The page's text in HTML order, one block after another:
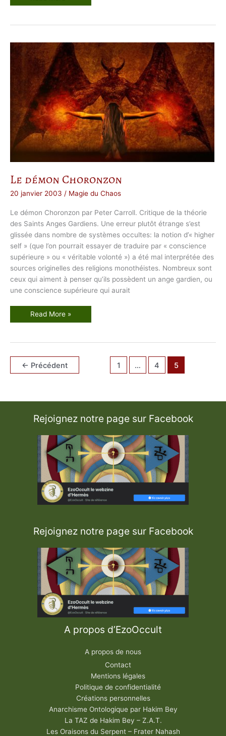
r
c
e
n
d
é
m
o
p
o
u
d
u
r
Le démon Choronzon
20 janvier 2003 / Magie du Chaos
Le démon Choronzon par Peter Carroll. Critique de la théorie
des Saints Anges Gardiens. Une erreur plutôt étrange s’est
glissée dans nombre de systèmes occultes: la notion d’« higher
self » (que l’on pourrait essayer de traduire par « conscience
supérieure » ou « véritable volonté ») a été mal interprétée des
sources originelles des religions monothéistes. Nombreux sont
ceux qui aiment à penser qu’ils possèdent un ange gardien, ou
une conscience supérieure qui aurait
L
C
h
o
Read More »
← Précédent 1 … 4 5
Rejoignez notre page sur Facebook
Rejoignez notre page sur Facebook
A propos d’EzoOccult
A propos de nous
Contact
Mentions légales
Politique de confidentialité
Créations personnelles
Anarchisme Ontologique par Hakim Bey
La TAZ de Hakim Bey – Z.A.T.
Les Oraisons du Serpent – Frater Nahash